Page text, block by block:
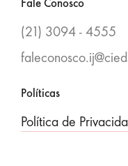
Fale Conosco
(21) 3094 - 4555
Políticas
Política de